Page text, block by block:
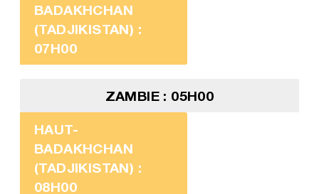
BADAKHCHAN
(TADJIKISTAN) :
07H00
ZAMBIE : 05H00
HAUT-
BADAKHCHAN
(TADJIKISTAN) :
08H00